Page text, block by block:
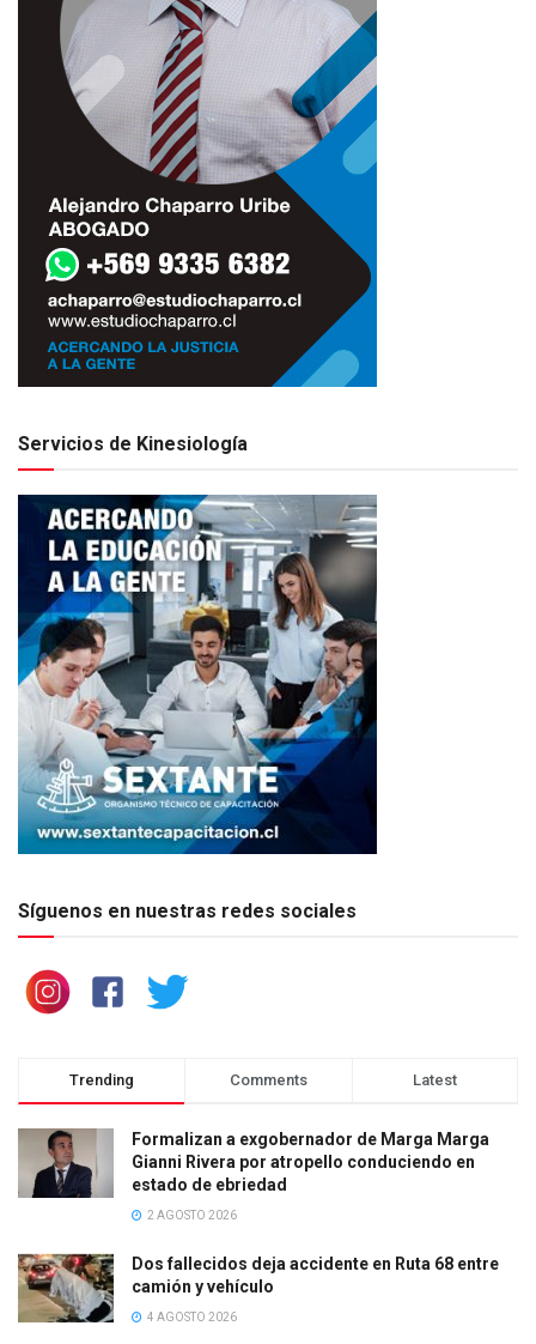
Servicios de Kinesiología
Síguenos en nuestras redes sociales
Trending Comments Latest
Formalizan a exgobernador de Marga Marga
Gianni Rivera por atropello conduciendo en
estado de ebriedad
2 AGOSTO 2026
Dos fallecidos deja accidente en Ruta 68 entre
camión y vehículo
4 AGOSTO 2026